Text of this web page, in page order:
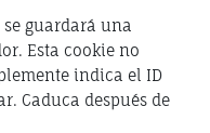
guardará una
Esta cookie no
indica el ID
Caduca después de